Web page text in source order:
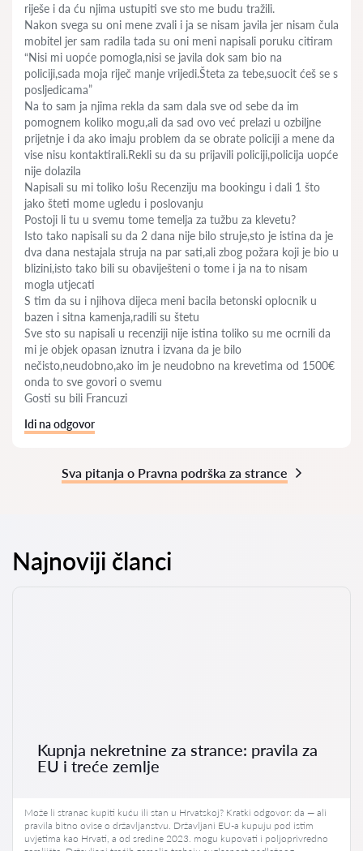
riješe i da ću njima ustupiti sve sto me budu tražili.
Nakon svega su oni mene zvali i ja se nisam javila jer nisam čula
mobitel jer sam radila tada su oni meni napisali poruku citiram
“Nisi mi uopće pomogla,nisi se javila dok sam bio na
policiji,sada moja riječ manje vrijedi.Šteta za tebe,suocit ćeš se s
posljedicama”
Na to sam ja njima rekla da sam dala sve od sebe da im
pomognem koliko mogu,ali da sad ovo već prelazi u ozbiljne
prijetnje i da ako imaju problem da se obrate policiji a mene da
vise nisu kontaktirali.Rekli su da su prijavili policiji,policija uopće
nije dolazila
Napisali su mi toliko lošu Recenziju ma bookingu i dali 1 što
jako šteti mome ugledu i poslovanju
Postoji li tu u svemu tome temelja za tužbu za klevetu?
Isto tako napisali su da 2 dana nije bilo struje,sto je istina da je
dva dana nestajala struja na par sati,ali zbog požara koji je bio u
blizini,isto tako bili su obaviješteni o tome i ja na to nisam
mogla utjecati
S tim da su i njihova dijeca meni bacila betonski oplocnik u
bazen i sitna kamenja,radili su štetu
Sve sto su napisali u recenziji nije istina toliko su me ocrnili da
mi je objek opasan iznutra i izvana da je bilo
nečisto,neudobno,ako im je neudobno na krevetima od 1500€
onda to sve govori o svemu
Gosti su bili Francuzi
Idi na odgovor
Sva pitanja o Pravna podrška za strance
Najnoviji članci
Kupnja nekretnine za strance: pravila za
EU i treće zemlje
Može li stranac kupiti kuću ili stan u Hrvatskoj? Kratki odgovor: da — ali
pravila bitno ovise o državljanstvu. Državljani EU-a kupuju pod istim
uvjetima kao Hrvati, a od sredine 2023. mogu kupovati i poljoprivredno